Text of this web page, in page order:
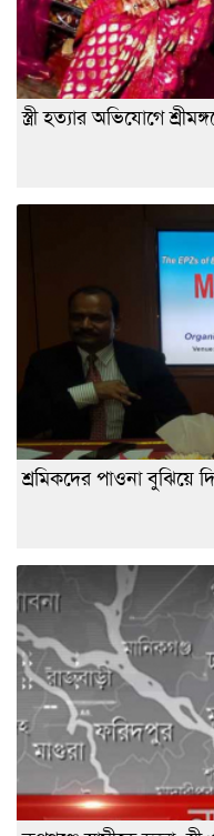
স্ত্রী হত্যার অভিযোগে
শ্রমিকদের পাওনা বুঝিয়ে